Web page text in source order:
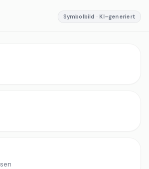
Symbolbild · KI-generiert